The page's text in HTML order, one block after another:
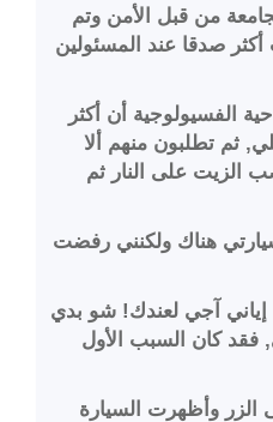
من قبل الأمن وتم
صدقا عند المسئولين
الفسيولوجية أن أكثر
ثم تطلبون منهم ألا
الزيت على النار ثم
هناك ولكنني رفضت
آجي لعندك! شو بدي
فقد كان السبب الأول
وأظهرت السيارة